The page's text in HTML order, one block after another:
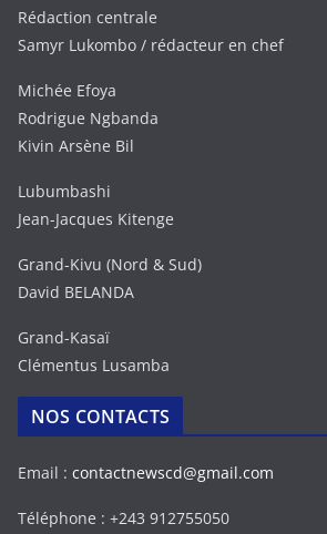
Rédaction centrale
Samyr Lukombo / rédacteur en chef
Michée Efoya
Rodrigue Ngbanda
Kivin Arsène Bil
Lubumbashi
Jean-Jacques Kitenge
Grand-Kivu (Nord & Sud)
David BELANDA
Grand-Kasaï
Clémentus Lusamba
NOS CONTACTS
Email : contactnewscd@gmail.com
Téléphone : +243 912755050